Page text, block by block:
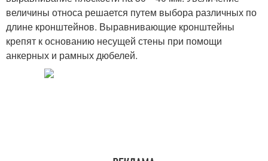
величины относа решается путем выбора различных по
длине кронштейнов. Выравнивающие кронштейны
крепят к основанию несущей стены при помощи
анкерных и рамных дюбелей.